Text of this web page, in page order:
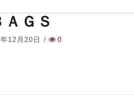
ＡＧＳ
12月20日 / 0